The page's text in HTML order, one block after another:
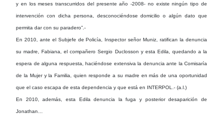
y en los meses transcurridos del presente año -2008- no existe ningún tipo de
intervención con dicha persona, desconociéndose domicilio o algún dato que
permita dar con su paradero”.-
En 2010, ante el Subjefe de Policía, Inspector señor Muniz, ratifican la denuncia
su madre, Fabiana, el compañero Sergio Duclosson y esta Edila, quedando a la
espera de alguna respuesta, haciéndose extensiva la denuncia ante la Comisaría
de la Mujer y la Familia, quien responde a su madre en más de una oportunidad
que el caso escapa de esta dependencia y que está en INTERPOL.- (a.l.)
En 2010, además, esta Edila denuncia la fuga y posterior desaparición de
Jonathan…